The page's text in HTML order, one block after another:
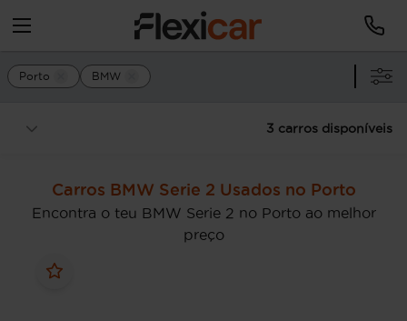
Porto BMW
3 carros disponíveis
Carros BMW Serie 2 Usados no Porto
Encontra o teu BMW Serie 2 no Porto ao melhor
preço